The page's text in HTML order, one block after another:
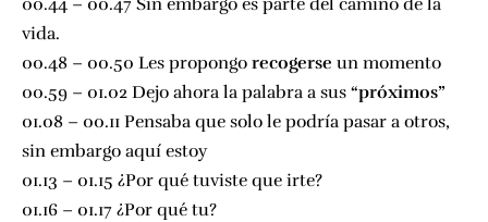
00.44 – 00.47 Sin embargo es parte del camino de la
vida.
00.48 – 00.50 Les propongo recogerse un momento
00.59 – 01.02 Dejo ahora la palabra a sus “próximos”
01.08 – 00.11 Pensaba que solo le podría pasar a otros,
sin embargo aquí estoy
01.13 – 01.15 ¿Por qué tuviste que irte?
01.16 – 01.17 ¿Por qué tu?